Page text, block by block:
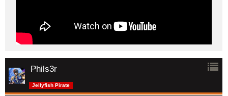
Phils3r
Jellyfish Pirate